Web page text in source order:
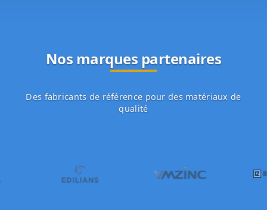
Nos marques partenaires
Des fabricants de référence pour des matériaux de
qualité